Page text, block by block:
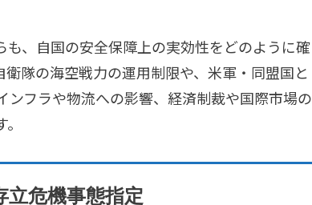
、自国の安全保障上の実効性をどのように確
隊の海空戦力の運用制限や、米軍・同盟国と
フラや物流への影響、経済制裁や国際市場の
立危機事態指定